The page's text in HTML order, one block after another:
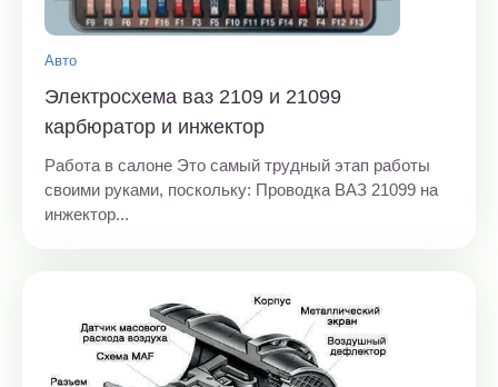
Авто
Электросхема ваз 2109 и 21099
карбюратор и инжектор
Работа в салоне Это самый трудный этап работы
своими руками, поскольку: Проводка ВАЗ 21099 на
инжектор...